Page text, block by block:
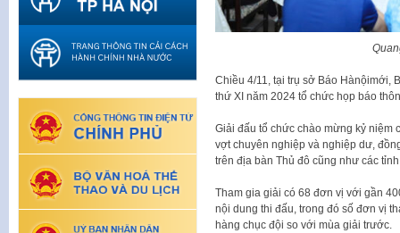
Chiều 4/11, tại trụ sở Báo Hànộimới,
thứ XI năm 2024 tổ chức họp báo
Giải đấu tổ chức chào mừng kỷ niệm
vợt chuyên nghiệp và nghiệp dư,
trên địa bàn Thủ đô cũng như các
Tham gia giải có 68 đơn vị với gần
nội dung thi đấu, trong đó số đơn vị
hàng chục đội so với mùa giải trước.